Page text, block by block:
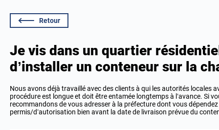
Retour
Je vis dans un quartier
d’installer un conteneur sur la
Nous avons déjà travaillé avec des clients à qui les autorités locales
procédure est longue et doit être entamée longtemps à l’avance. Si
recommandons de vous adresser à la préfecture dont vous
permis/d’autorisation bien avant la date de livraison prévue du